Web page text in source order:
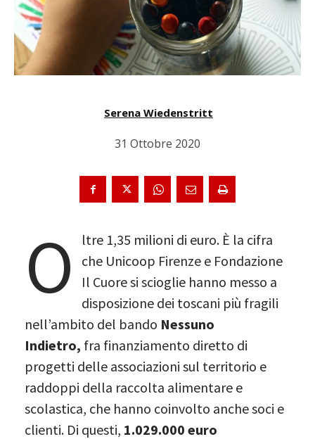
Serena Wiedenstritt
31 Ottobre 2020
O
ltre 1,35 milioni di euro. È la cifra
che Unicoop Firenze e Fondazione
Il Cuore si scioglie hanno messo a
disposizione dei toscani più fragili
nell’ambito del bando Nessuno
Indietro, fra finanziamento diretto di
progetti delle associazioni sul territorio e
raddoppi della raccolta alimentare e
scolastica, che hanno coinvolto anche soci e
clienti. Di questi, 1.029.000 euro